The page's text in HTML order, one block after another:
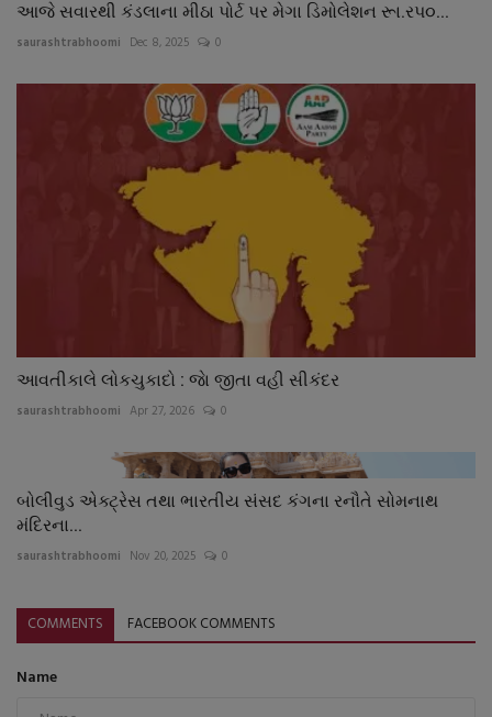
આજે સવારથી કંડલાના મીઠા પોર્ટ પર મેગા ડિમોલેશન રૂા.રપ૦...
saurashtrabhoomi Dec 8, 2025 0
આવતીકાલે લોકચુકાદો : જાે જીતા વહી સીકંદર
saurashtrabhoomi Apr 27, 2026 0
બોલીવુડ એક્ટ્રેસ તથા ભારતીય સંસદ કંગના રનૌતે સોમનાથ
મંદિરના...
saurashtrabhoomi Nov 20, 2025 0
COMMENTS FACEBOOK COMMENTS
Name